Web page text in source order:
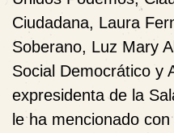
Ciudadana, Laura
Soberano, Luz Mary
Social Democrático y
expresidenta de la
le ha mencionado